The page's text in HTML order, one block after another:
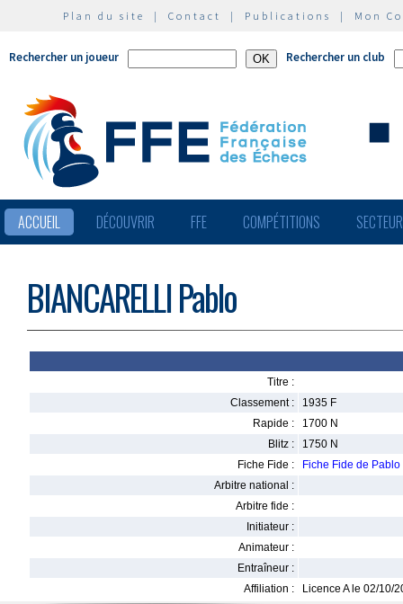
Plan du site | Contact | Publications | Mon
Rechercher un joueur Rechercher un club
ACCUEIL DÉCOUVRIR FFE COMPÉTITIONS
BIANCARELLI Pablo
Titre :
Classement :
1935 F
Rapide :
1700 N
Blitz :
1750 N
Fiche Fide :
Fiche Fide de
Arbitre national :
Arbitre fide :
Initiateur :
Animateur :
Entraîneur :
Affiliation :
Licence A le 02/10/